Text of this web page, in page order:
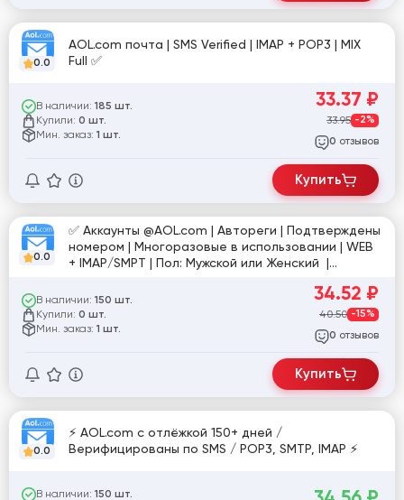
0.0
AOL.com почта | SMS Verified | IMAP + POP3 | MIX
Full ✅
В наличии: 185 шт.
Купили: 0 шт.
Мин. заказ: 1 шт.
33.37 ₽
33.95 -2%
0 отзывов
Купить
0.0
✅ Аккаунты @AOL.com | Автореги | Подтверждены
номером | Многоразовые в использовании | WEB
+ IMAP/SMPT | Пол: Мужской или Женский |
В наличии: 150 шт.
Купили: 0 шт.
Мин. заказ: 1 шт.
34.52 ₽
40.50 -15%
0 отзывов
Купить
0.0
⚡ AOL.com с отлёжкой 150+ дней /
Верифицированы по SMS / POP3, SMTP, IMAP ⚡
В наличии: 150 шт.